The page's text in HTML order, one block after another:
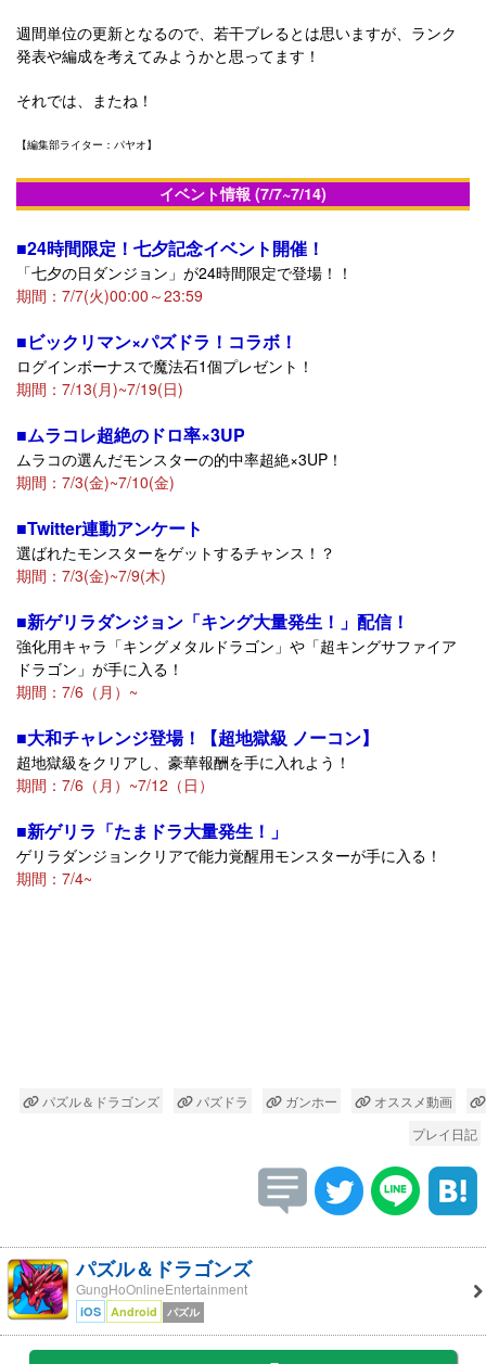
週間単位の更新となるので、若干ブレるとは思いますが、ランク
発表や編成を考えてみようかと思ってます！
それでは、またね！
【編集部ライター：パヤオ】
イベント情報 (7/7~7/14)
■24時間限定！七夕記念イベント開催！
「七夕の日ダンジョン」が24時間限定で登場！！
期間：7/7(火)00:00～23:59
■ビックリマン×パズドラ！コラボ！
ログインボーナスで魔法石1個プレゼント！
期間：7/13(月)~7/19(日)
■ムラコレ超絶のドロ率×3UP
ムラコの選んだモンスターの的中率超絶×3UP！
期間：7/3(金)~7/10(金)
■Twitter連動アンケート
選ばれたモンスターをゲットするチャンス！？
期間：7/3(金)~7/9(木)
■新ゲリラダンジョン「キング大量発生！」配信！
強化用キャラ「キングメタルドラゴン」や「超キングサファイア
ドラゴン」が手に入る！
期間：7/6（月）~
■大和チャレンジ登場！【超地獄級 ノーコン】
超地獄級をクリアし、豪華報酬を手に入れよう！
期間：7/6（月）~7/12（日）
■新ゲリラ「たまドラ大量発生！」
ゲリラダンジョンクリアで能力覚醒用モンスターが手に入る！
期間：7/4~
パズル＆ドラゴンズ パズドラ ガンホー
オススメ動画
プレイ日記
パズル＆ドラゴンズ
GungHoOnlineEntertainment
iOS Android パズル